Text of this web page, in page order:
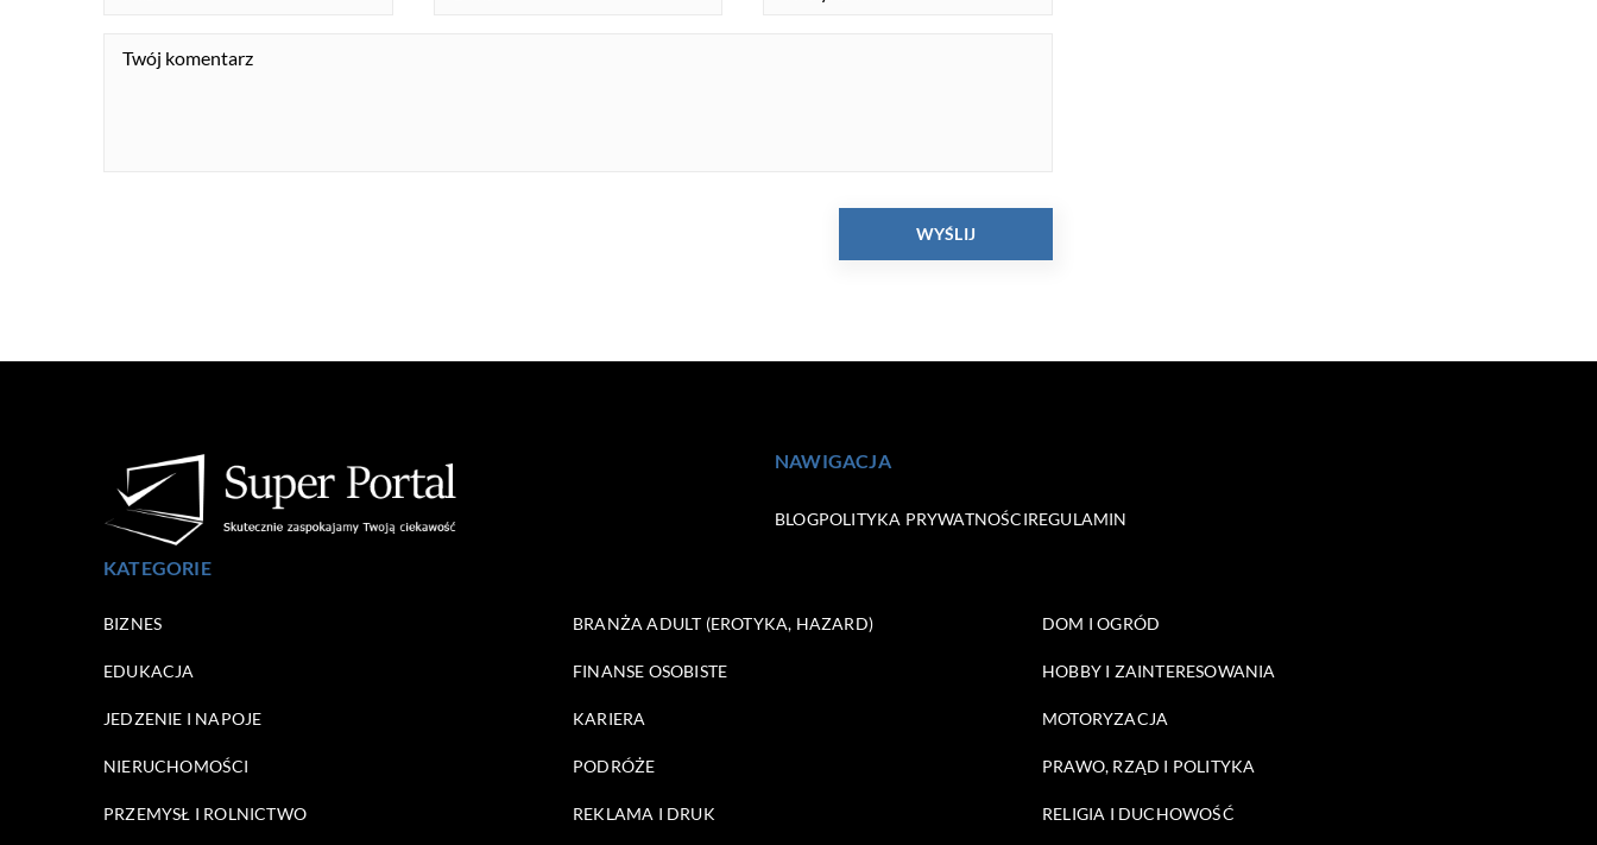
NAWIGACJA
BLOGPOLITYKA PRYWATNOŚCIREGULAMIN
KATEGORIE
BIZNES BRANŻA ADULT (EROTYKA, HAZARD) DOM I OGRÓD
EDUKACJA FINANSE OSOBISTE HOBBY I ZAINTERESOWANIA
JEDZENIE I NAPOJE KARIERA MOTORYZACJA
NIERUCHOMOŚCI PODRÓŻE PRAWO, RZĄD I POLITYKA
PRZEMYSŁ I ROLNICTWO REKLAMA I DRUK RELIGIA I DUCHOWOŚĆ